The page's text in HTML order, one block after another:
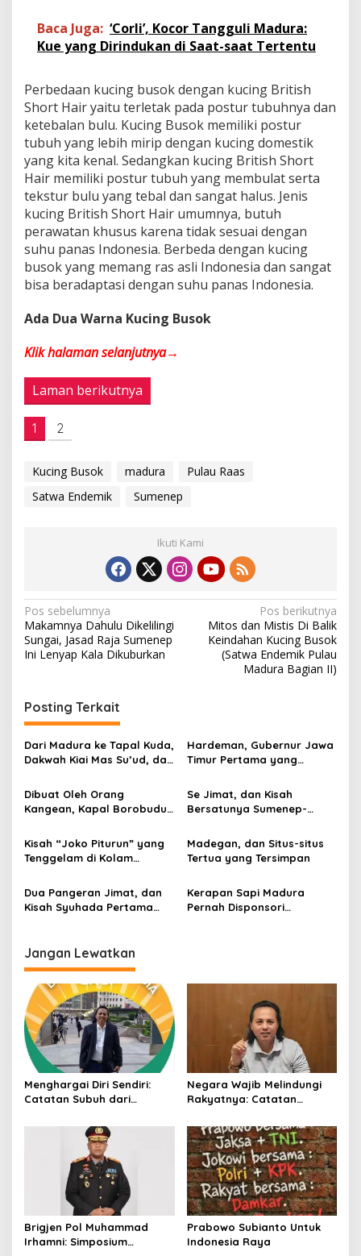
Baca Juga: ‘Corli’, Kocor Tangguli Madura:
Kue yang Dirindukan di Saat-saat Tertentu
Perbedaan kucing busok dengan kucing British
Short Hair yaitu terletak pada postur tubuhnya dan
ketebalan bulu. Kucing Busok memiliki postur
tubuh yang lebih mirip dengan kucing domestik
yang kita kenal. Sedangkan kucing British Short
Hair memiliki postur tubuh yang membulat serta
tekstur bulu yang tebal dan sangat halus. Jenis
kucing British Short Hair umumnya, butuh
perawatan khusus karena tidak sesuai dengan
suhu panas Indonesia. Berbeda dengan kucing
busok yang memang ras asli Indonesia dan sangat
bisa beradaptasi dengan suhu panas Indonesia.
Ada Dua Warna Kucing Busok
Klik halaman selanjutnya→
Laman berikutnya
1 2
Kucing Busok madura
Pulau Raas
Satwa Endemik
Sumenep
Ikuti Kami
N
a
v
g
a
s
p
o
s
Pos sebelumnya
Makamnya Dahulu Dikelilingi
Sungai, Jasad Raja Sumenep
Ini Lenyap Kala Dikuburkan
Pos berikutnya
Mitos dan Mistis Di Balik
Keindahan Kucing Busok
(Satwa Endemik Pulau
Madura Bagian II)
Posting Terkait
Dari Madura ke Tapal Kuda,
Dakwah Kiai Mas Su’ud, dan
Penerus Menusantara dan
Mendunia
Hardeman, Gubernur Jawa
Timur Pertama yang
Kepulauan Kangean
Dibuat Oleh Orang
Kangean, Kapal Borobudur
Lautan Hingga ke Afrika
Se Jimat, dan Kisah
Bersatunya Sumenep-
Kisah “Joko Piturun” yang
Tenggelam di Kolam
Madegan, dan Situs-situs
Tertua yang Tersimpan
Dua Pangeran Jimat, dan
Kisah Syuhada Pertama
Kerapan Sapi Madura
Pernah Disponsori
Jangan Lewatkan
Menghargai Diri Sendiri:
Catatan Subuh dari
Jawa
Negara Wajib Melindungi
Rakyatnya: Catatan
Penambang Belerang
Kawah Ijen
Brigjen Pol Muhammad
Irhamni: Simposium
Prabowo Subianto Untuk
Indonesia Raya